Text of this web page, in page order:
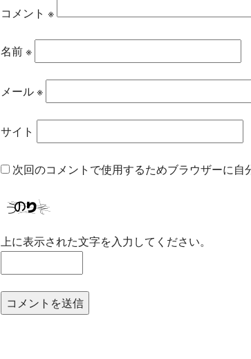
コメント ※
名前※
メール※
サイト
次回のコメントで使用するためブラウザーに自
上に表示された文字を入力してください。